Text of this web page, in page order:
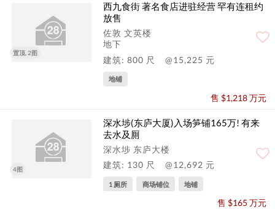
置顶, 2图
西九食街 著名食店进驻经营 罕有连租约
放售
佐敦 文英楼
地下
建筑: 800 尺
@15,225 元
地铺
售 $1,218 万元
4图
深水埗(东庐大厦)入场笋铺165万! 有来
去水及厠
深水埗 东庐大楼
建筑: 130 尺
@12,692 元
1 厕所 商场铺位 地铺
售 $165 万元